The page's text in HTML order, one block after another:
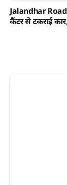
Jalandhar
कैंटर से टकराई